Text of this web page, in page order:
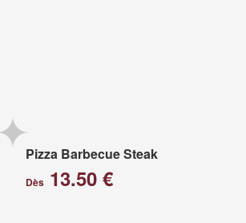
Pizza Barbecue Steak
Dès13.50 €